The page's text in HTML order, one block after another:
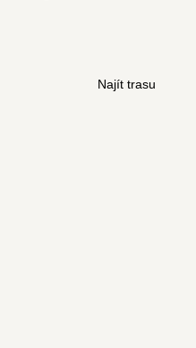
Najít trasu